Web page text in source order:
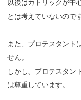
以後はカトリックが中
とは考えていないのです
また、プロテスタント
せん。
しかし、プロテスタン
は尊重しています。